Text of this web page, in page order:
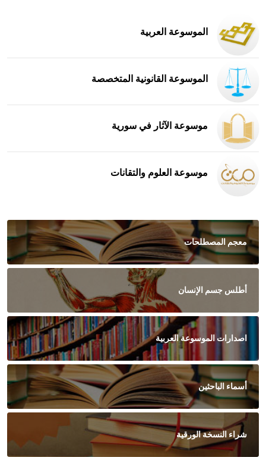
الموسوعة العربية
الموسوعة القانونية المتخصصة
موسوعة الآثار في سورية
موسوعة العلوم والتقانات
معجم المصطلحات
أطلس جسم الإنسان
اصدارات الموسوعة العربية
أسماء الباحثين
شراء النسخة الورقية